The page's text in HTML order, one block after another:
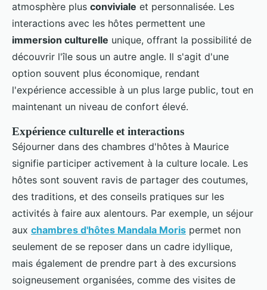
atmosphère plus conviviale et personnalisée. Les
interactions avec les hôtes permettent une
immersion culturelle unique, offrant la possibilité de
découvrir l'île sous un autre angle. Il s'agit d'une
option souvent plus économique, rendant
l'expérience accessible à un plus large public, tout en
maintenant un niveau de confort élevé.
Expérience culturelle et interactions
Séjourner dans des chambres d'hôtes à Maurice
signifie participer activement à la culture locale. Les
hôtes sont souvent ravis de partager des coutumes,
des traditions, et des conseils pratiques sur les
activités à faire aux alentours. Par exemple, un séjour
aux chambres d'hôtes Mandala Moris permet non
seulement de se reposer dans un cadre idyllique,
mais également de prendre part à des excursions
soigneusement organisées, comme des visites de